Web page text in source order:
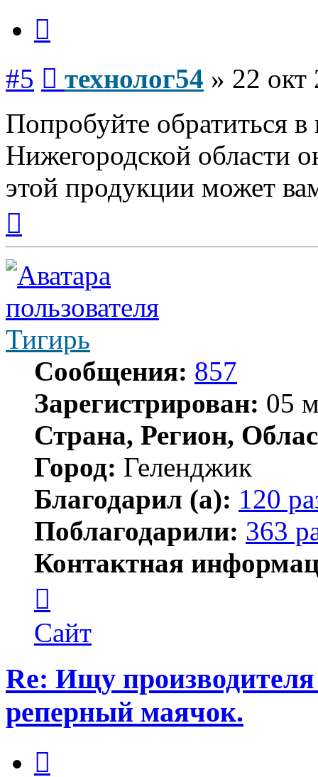
#5 технолог54 » 22 окт
Попробуйте обратиться
Нижегородской области
этой продукции может
началу
Тигирь
Сообщения: 857
Зарегистрирован: 05
Страна, Регион,
Город: Геленджик
Благодарил (а): 120
Поблагодарили: 363
Контактная
пользователя
Тигирь
Сайт
Re: Ищу
реперный маячок.